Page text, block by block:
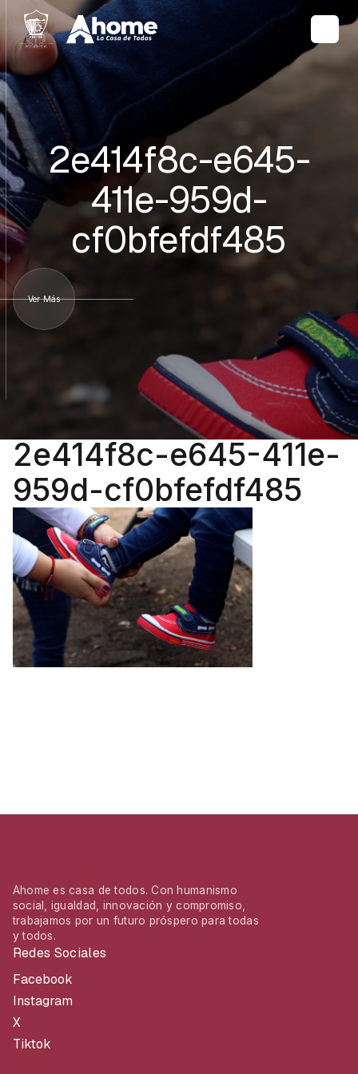
2e414f8c-e645-
411e-959d-
cf0bfefdf485
Ver Más
2e414f8c-e645-411e-
959d-cf0bfefdf485
Ahome es casa de todos. Con humanismo
social, igualdad, innovación y compromiso,
trabajamos por un futuro próspero para todas
y todos.
Redes Sociales
Facebook
Instagram
X
Tiktok